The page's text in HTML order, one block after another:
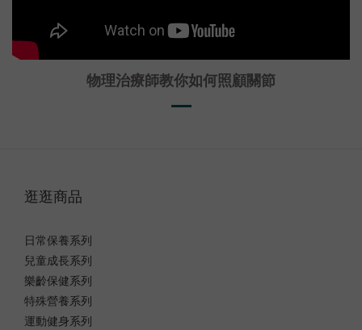
物理治療師教你如何照顧關節
逛逛商品
日常保養系列
兒童成長系列
樂齡保健系列
特殊營養系列
運動健身系列